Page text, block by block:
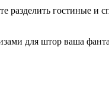
разделить гостиные и
для штор ваша